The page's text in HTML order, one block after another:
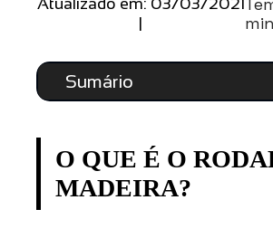
Atualizado em: 03/03/2021
|
min
Sumário
O QUE É O
MADEIRA?